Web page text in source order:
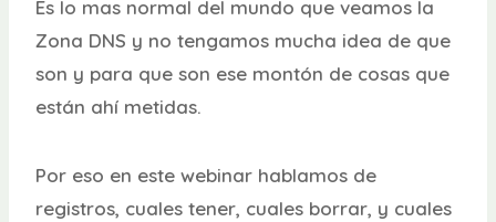
Es lo mas normal del mundo que veamos la
Zona DNS y no tengamos mucha idea de que
son y para que son ese montón de cosas que
están ahí metidas.
Por eso en este webinar hablamos de
registros, cuales tener, cuales borrar, y cuales